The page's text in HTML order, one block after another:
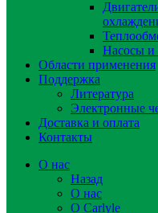
Насосы и
Области применения
Поддержка
Литература
Электронные
Доставка и оплата
Контакты
О нас
Назад
О нас
О Carlyle